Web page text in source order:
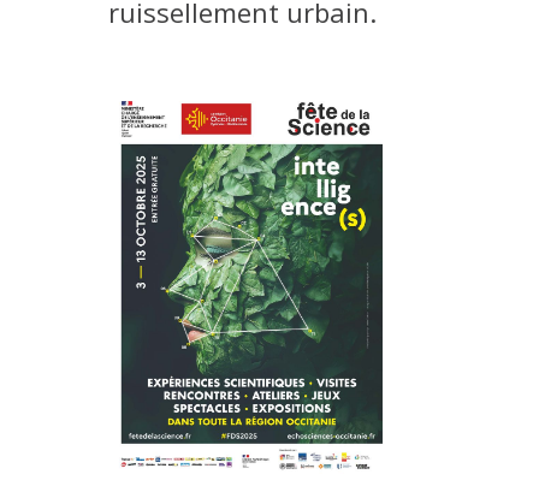
THEMATIC NOTES
FOR THE PUBLIC
ruissellement urbain.